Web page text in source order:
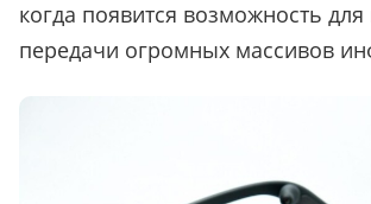
когда появится возможность
передачи огромных массивов